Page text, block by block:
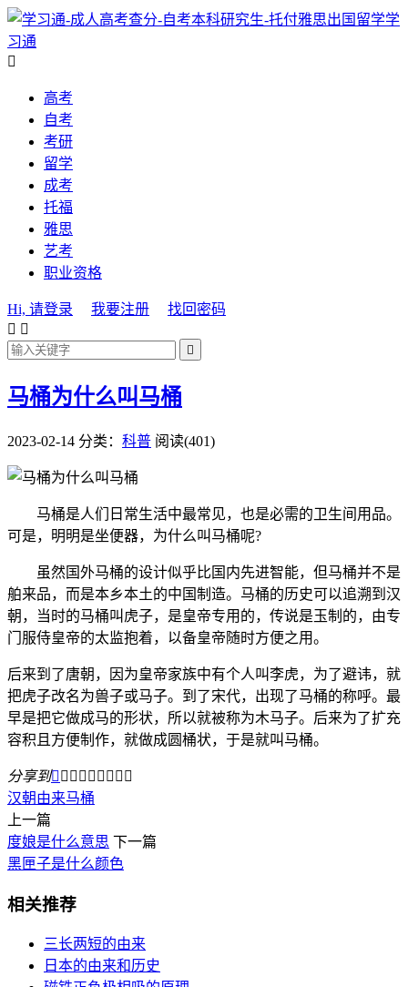
学
习通

高考
自考
考研
留学
成考
托福
雅思
艺考
职业资格
Hi, 请登录 我要注册
找回密码
 

马桶为什么叫马桶
2023-02-14 分类： 科普 阅读(401)
马桶是人们日常生活中最常见，也是必需的卫生间用品。
可是，明明是坐便器，为什么叫马桶呢?
虽然国外马桶的设计似乎比国内先进智能，但马桶并不是
舶来品，而是本乡本土的中国制造。马桶的历史可以追溯到汉
朝，当时的马桶叫虎子，是皇帝专用的，传说是玉制的，由专
门服侍皇帝的太监抱着，以备皇帝随时方便之用。
后来到了唐朝，因为皇帝家族中有个人叫李虎，为了避讳，就
把虎子改名为兽子或马子。到了宋代，出现了马桶的称呼。最
早是把它做成马的形状，所以就被称为木马子。后来为了扩充
容积且方便制作，就做成圆桶状，于是就叫马桶。
分享到        
汉朝由来马桶
上一篇
度娘是什么意思 下一篇
黑匣子是什么颜色
相关推荐
三长两短的由来
日本的由来和历史